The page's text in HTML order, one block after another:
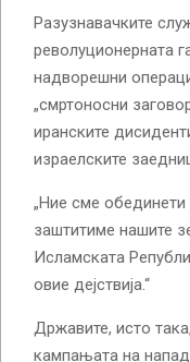
Разузнавачките
револуционерната
надворешни
„смртоносни
иранските
израелските
„Ние сме
заштитиме нашите
Исламската
овие дејствија.“
Државите, исто
кампањата на